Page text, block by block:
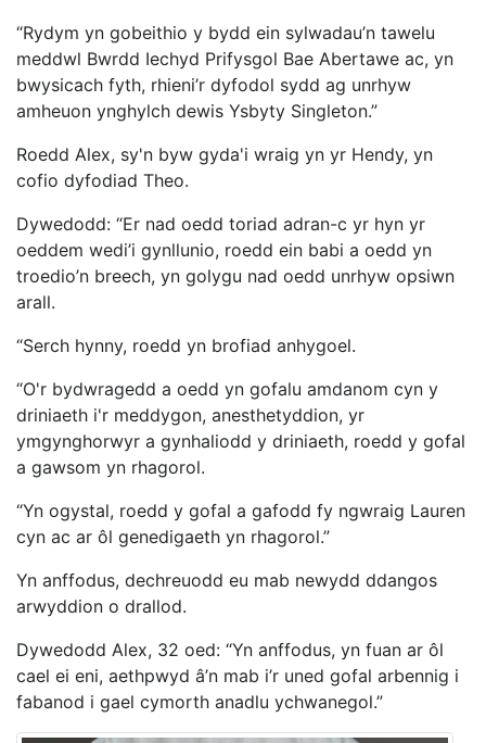
“Rydym yn gobeithio y bydd ein sylwadau’n tawelu
meddwl Bwrdd Iechyd Prifysgol Bae Abertawe ac, yn
bwysicach fyth, rhieni’r dyfodol sydd ag unrhyw
amheuon ynghylch dewis Ysbyty Singleton.”
Roedd Alex, sy'n byw gyda'i wraig yn yr Hendy, yn
cofio dyfodiad Theo.
Dywedodd: “Er nad oedd toriad adran-c yr hyn yr
oeddem wedi’i gynllunio, roedd ein babi a oedd yn
troedio’n breech, yn golygu nad oedd unrhyw opsiwn
arall.
“Serch hynny, roedd yn brofiad anhygoel.
“O'r bydwragedd a oedd yn gofalu amdanom cyn y
driniaeth i'r meddygon, anesthetyddion, yr
ymgynghorwyr a gynhaliodd y driniaeth, roedd y gofal
a gawsom yn rhagorol.
“Yn ogystal, roedd y gofal a gafodd fy ngwraig Lauren
cyn ac ar ôl genedigaeth yn rhagorol.”
Yn anffodus, dechreuodd eu mab newydd ddangos
arwyddion o drallod.
Dywedodd Alex, 32 oed: “Yn anffodus, yn fuan ar ôl
cael ei eni, aethpwyd â’n mab i’r uned gofal arbennig i
fabanod i gael cymorth anadlu ychwanegol.”